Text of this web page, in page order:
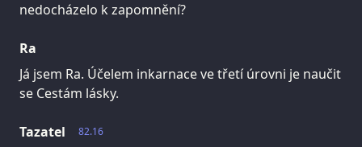
nedocházelo k zapomnění?
Ra
Já jsem Ra. Účelem inkarnace ve třetí úrovni je naučit
se Cestám lásky.
82.16
Tazatel